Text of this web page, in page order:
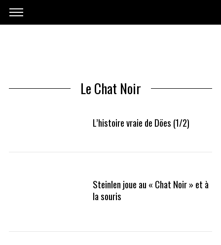
Le Chat Noir
L’histoire vraie de Döes (1/2)
Steinlen joue au « Chat Noir » et à
la souris